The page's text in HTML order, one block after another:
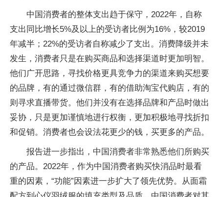
中国消费者的整体支出趋于保守，2022年，自称
支出同比增长5%及以上的受访者比例为16%，较2019
年减半；22%的受访者自称减少了支出。消费降级并未
发生，消费者只是在购买商品和选择渠道时更加明智。
他们广开思路，寻找价格更具竞争力的渠道来购买想要
的品牌，有的通过微信群，有的借助淘宝代购店，有的
则寻求直播带货。他们并没有在选择品牌和产品时做出
妥协，只是更加谨慎地进行权衡，更加积极地寻找折扣
和促销。消费者也会设法花更少的钱，买更多的产品。
报告进一步指出，中国消费者非常熟悉他们所购买
的产品。2022年，作为中国消费者购买快消品时最看
重的因素，“功能”因素进一步扩大了领先优势。从面霜